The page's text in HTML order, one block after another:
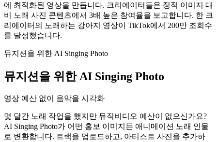
에 최적화된 영상을 만듭니다. 크리에이터들은 정적 이미지 대
비 노래 사진 콘텐츠에서 3배 높은 참여율을 보고합니다. 한 크
리에이터의 노래하는 강아지 영상이 TikTok에서 200만 조회수
를 달성했습니다.
뮤지션을 위한 AI Singing Photo
뮤지션을 위한 AI Singing Photo
영상 예산 없이 음악을 시각화
몇 달간 노래 작업을 했지만 뮤직비디오 예산이 없으신가요?
AI Singing Photo가 어떤 홍보 이미지든 애니메이션 노래 인물
로 변환합니다. 트랙을 업로드하고, 아티스트 사진을 추가하